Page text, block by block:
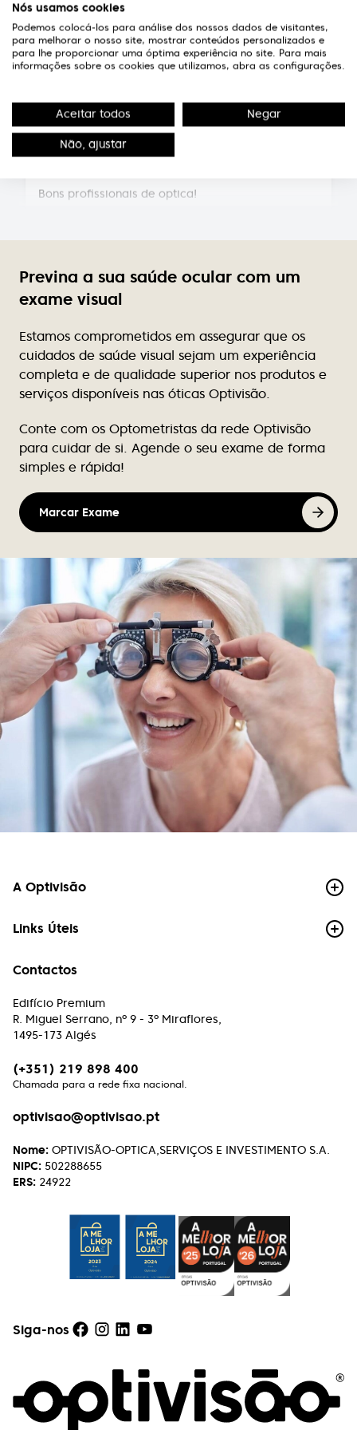
Técnicos competentes e pessoal extremamente
simpático e atencioso.
Susana Pereira
competência
Luís Barros
lá trabalha, simpatia constante, variedade de
modelos dos quais podemos dizer que são mesmo
exclusivos, pois não se vêem em ópticas próximas.
Rute Teixeira
Excelente atendimento, nunca falha de stock de
produtos para limpeza de lentes contacto.
Victor Luz
Tem bom atendimento e tem melhores as marcas
Nuno Caçote
Excelente atendimento, profissionalismo, e em
tantos anos de cliente nunca se atrasaram ou
falharam. Recomendo vivamente
Sandra Santos
Instalações excelentes, funcionários
extremamente competentes e muito simpáticos.
Atendimento de excelência. Recomendo!
Marize Campos
Bom atendimento, preço justo e lentes
Mariana Oliveira
o problema. A equipa é atenciosa, os preços são
adequados para a qualidade. Com certeza
é o compromisso desta equipe.
Paulo Machado
Excelente atendimento, excelentes profissionais.
Henrique Vasconcelos
simpatia com que tratam, de forma soberba, de
qualquer reparação faz querer continuar a
escolher lá os próximos óculos!
Rui Caseiro
Uma óptica de excelência, a todos os níveis!
Recomendo!!!
Previna a sua saúde ocular com um
exame visual
Estamos comprometidos em assegurar que os
cuidados de saúde visual sejam um experiência
completa e de qualidade superior nos produtos e
serviços disponíveis nas óticas Optivisão.
Conte com os Optometristas da rede Optivisão
para cuidar de si. Agende o seu exame de forma
simples e rápida!
Marcar Exame
A Optivisão
Links Úteis
Contactos
Edifício Premium
R. Miguel Serrano, nº 9 - 3º Miraflores,
1495-173 Algés
(+351) 219 898 400
Chamada para a rede fixa nacional.
optivisao@optivisao.pt
Nome: OPTIVISÃO-OPTICA,SERVIÇOS E INVESTIMENTO S.A.
NIPC: 502288655
ERS: 24922
Siga-nos
Nós usamos cookies
Podemos colocá-los para análise dos nossos dados de visitantes,
para melhorar o nosso site, mostrar conteúdos personalizados e
para lhe proporcionar uma óptima experiência no site. Para mais
informações sobre os cookies que utilizamos, abra as configurações.
Aceitar todos Negar
Não, ajustar